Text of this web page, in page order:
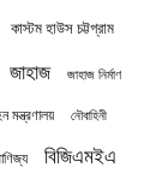
কাস্টম হাউস চট্টগ্রাম
জাহাজ জাহাজ নির্মাণ
মন্ত্রণালয় নৌবাহিনী
বিজিএমইএ